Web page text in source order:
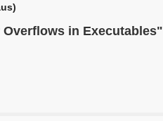
in Executables"